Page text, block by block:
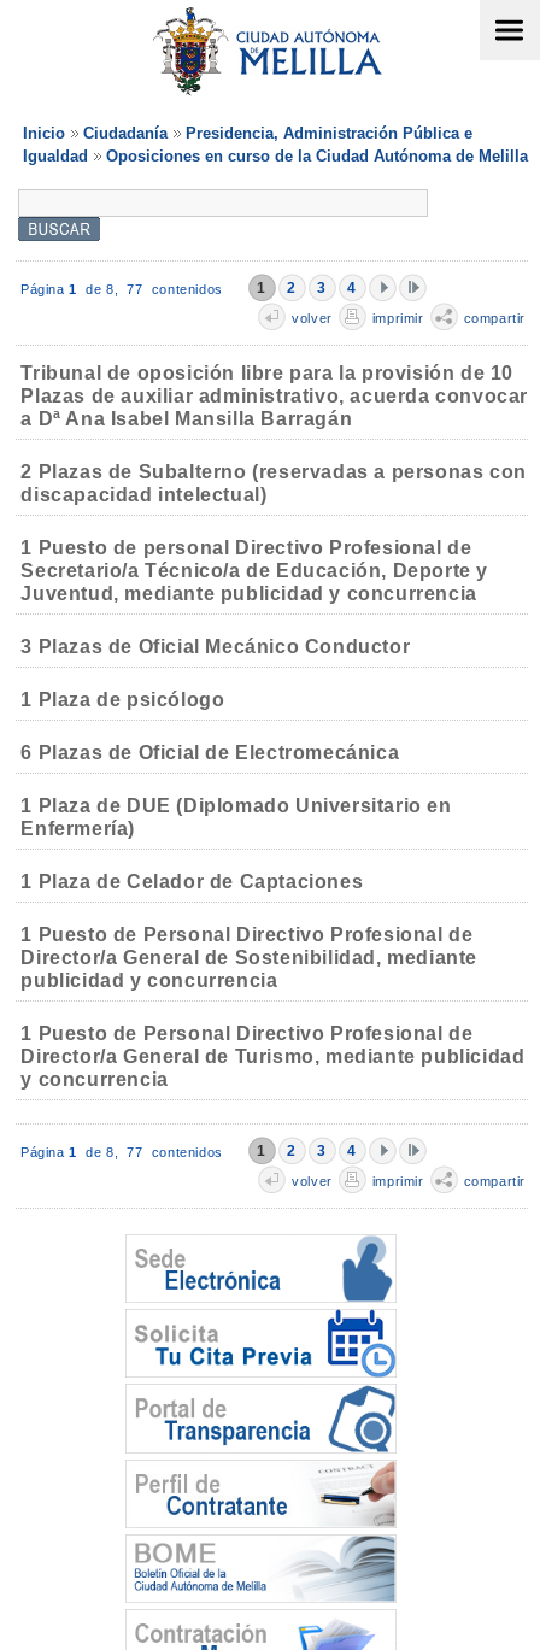
Inicio Ciudadanía
Presidencia, Administración Pública e
Igualdad
Oposiciones en curso de la Ciudad Autónoma de Melilla
Página 1 de 8,77 contenidos 1 2 3 4
volver imprimir compartir
Tribunal de oposición libre para la provisión de 10
Plazas de auxiliar administrativo, acuerda convocar
a Dª Ana Isabel Mansilla Barragán
2 Plazas de Subalterno (reservadas a personas con
discapacidad intelectual)
1 Puesto de personal Directivo Profesional de
Secretario/a Técnico/a de Educación, Deporte y
Juventud, mediante publicidad y concurrencia
3 Plazas de Oficial Mecánico Conductor
1 Plaza de psicólogo
6 Plazas de Oficial de Electromecánica
1 Plaza de DUE (Diplomado Universitario en
Enfermería)
1 Plaza de Celador de Captaciones
1 Puesto de Personal Directivo Profesional de
Director/a General de Sostenibilidad, mediante
publicidad y concurrencia
1 Puesto de Personal Directivo Profesional de
Director/a General de Turismo, mediante publicidad
y concurrencia
Página 1 de 8,77 contenidos 1 2 3 4
volver imprimir compartir